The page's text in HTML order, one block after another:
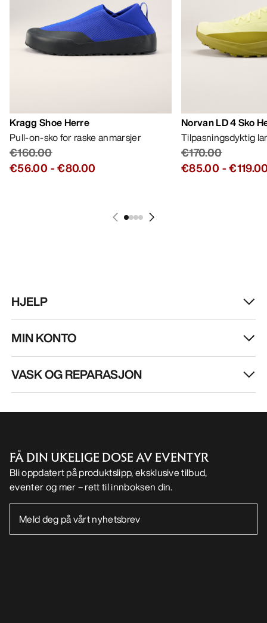
Kragg Shoe Herre
Pull-on-sko for raske anmarsjer
€160.00
€56.00 -€80.00
Norvan LD 4 Sko
Tilpasningsdyktig
€170.00
€85.00 -
HJELP
MIN KONTO
VASK OG REPARASJON
FÅ DIN UKELIGE DOSE AV EVENTYR
Bli oppdatert på produktslipp, eksklusive tilbud,
eventer og mer – rett til innboksen din.